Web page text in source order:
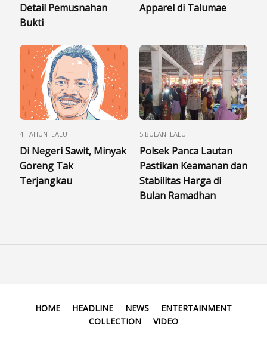
Detail Pemusnahan
Bukti
Apparel di Talumae
4 TAHUN LALU
Di Negeri Sawit, Minyak
Goreng Tak
Terjangkau
5 BULAN LALU
Polsek Panca Lautan
Pastikan Keamanan dan
Stabilitas Harga di
Bulan Ramadhan
HOME HEADLINE NEWS
ENTERTAINMENT
COLLECTION
VIDEO